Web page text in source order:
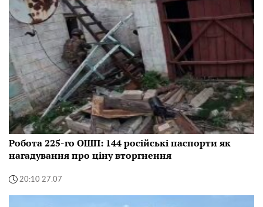
Робота 225-го ОШП: 144 російські паспорти як
нагадування про ціну вторгнення
20:10 27.07